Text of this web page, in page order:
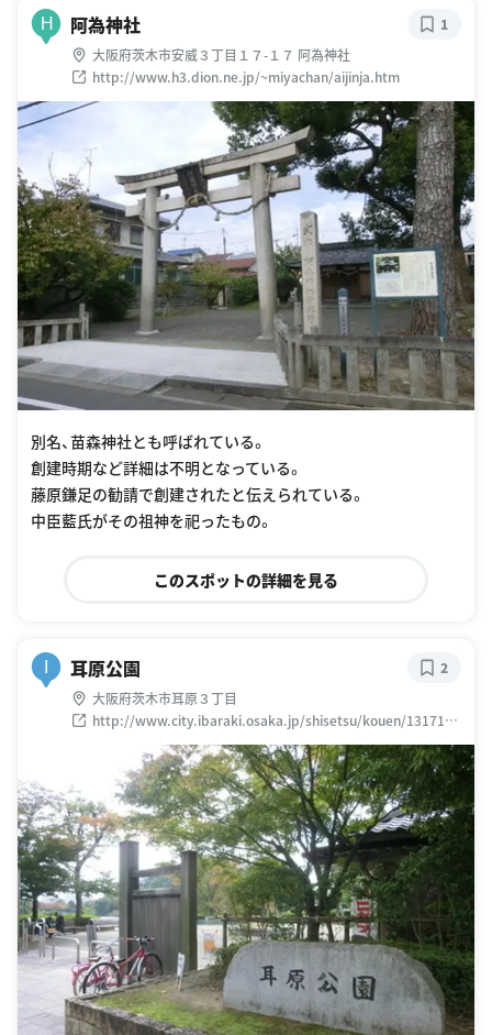
H 阿為神社
大阪府茨木市安威３丁目１７-１７ 阿為神社
http://www.h3.dion.ne.jp/~miyachan/aijinja.htm
1
別名、苗森神社とも呼ばれている。
創建時期など詳細は不明となっている。
藤原鎌足の勧請で創建されたと伝えられている。
中臣藍氏がその祖神を祀ったもの。
このスポットの詳細を見る
I 耳原公園
大阪府茨木市耳原３丁目
http://www.city.ibaraki.osaka.jp/shisetsu/kouen/1317109
203347.html
2